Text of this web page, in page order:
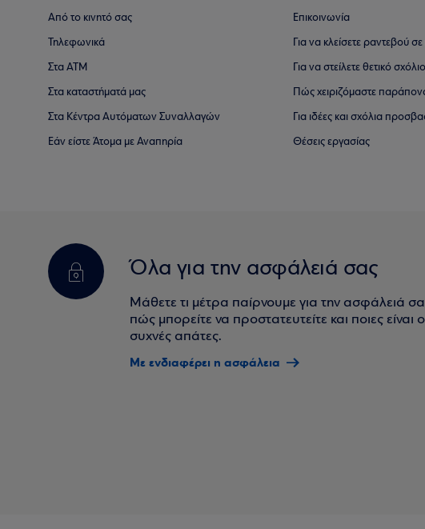
Από το κινητό σας
Τηλεφωνικά
Στα ΑΤΜ
Στα καταστήματά μας
Στα Κέντρα Αυτόματων Συναλλαγών
Εάν είστε Άτομα με Αναπηρία
Επικοινωνία
Για να κλείσετε ραντεβού
Για να στείλετε θετικό σχόλιο
Πώς χειριζόμαστε
Για ιδέες και σχόλια
Θέσεις εργασίας
Όλα για την ασφάλειά σας
Μάθετε τι μέτρα παίρνουμε για την ασφάλειά
πώς μπορείτε να προστατευτείτε και ποιες είναι
συχνές απάτες.
Με ενδιαφέρει η ασφάλεια